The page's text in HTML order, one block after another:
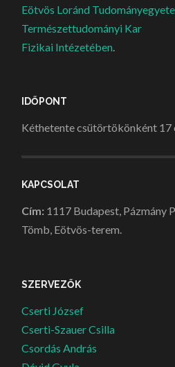
Eötvös Loránd
Természettudományi Kar
Fizikai Intézetében.
IDŐPONT
Kéthetente csütörtökönként 17
KAPCSOLAT
Cím: 1117 Budapest, Pázmány
Tömb, Eötvös-terem.
SZERVEZŐK
Cserti József
Cserti-Szauer Csilla
Csordás András